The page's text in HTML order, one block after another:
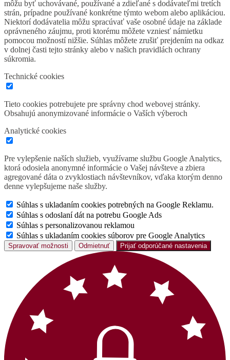
môžu byť uchovávané, používané a zdieľané s dodávateľmi tretích
strán, prípadne používané konkrétne týmto webom alebo aplikáciou.
Niektorí dodávatelia môžu spracúvať vaše osobné údaje na základe
oprávneného záujmu, proti ktorému môžete vzniesť námietku
pomocou možností nižšie. Súhlas môžete zrušiť prejdením na odkaz
v dolnej časti tejto stránky alebo v našich pravidlách ochrany
súkromia.
Technické cookies
Tieto cookies potrebujete pre správny chod webovej stránky.
Obsahujú anonymizované informácie o Vaších výberoch
Analytické cookies
Pre vylepšenie naších služieb, využívame službu Google Analytics,
ktorá odosiela anonymné informácie o Vašej návšteve a zbiera
agregované dáta o zvyklostiach návštevníkov, vďaka ktorým denno
denne vylepšujeme naše služby.
Súhlas s ukladaním cookies potrebných na Google Reklamu.
Súhlas s odoslaní dát na potrebu Google Ads
Súhlas s personalizovanou reklamou
Súhlas s ukladaním cookies súborov pre Google Analytics
Spravovať možnosti Odmietnuť Prijať odporúčané nastavenia